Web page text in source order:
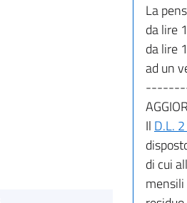
La
da lire
da lire
ad un
Il D.L.
di cui